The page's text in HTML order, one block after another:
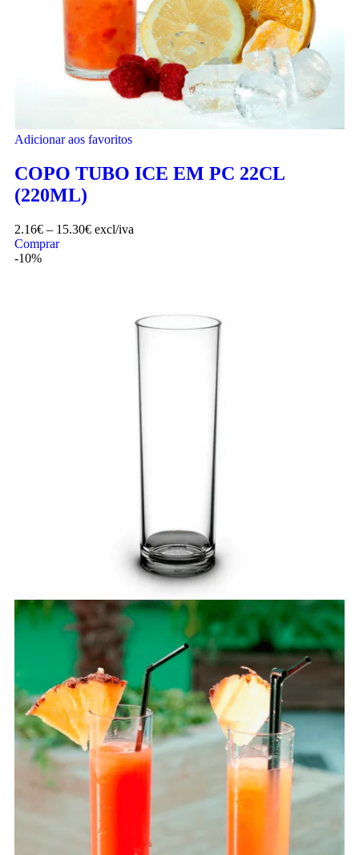
Adicionar aos favoritos
COPO TUBO ICE EM PC 22CL
(220ML)
2.16€ – 15.30€ excl/iva
Comprar
-10%